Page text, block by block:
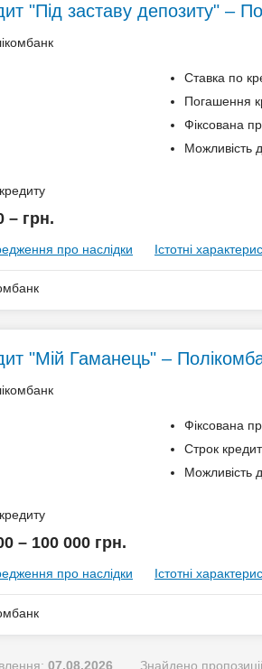
"Під заставу депозиту" –
Ставка по
Погашення
Фіксована
Можливість
– грн.
про наслідки Істотні
умови
комісія: 0.00%
погашення: Дострокове без
погашення кредиту
касу банку – без комісії;
термінал самообслуговування – згідно
"Мій Гаманець" –
Фіксована
Строк
Можливість
– 100 000 грн.
про наслідки Істотні
07.08.2026 Знайдено